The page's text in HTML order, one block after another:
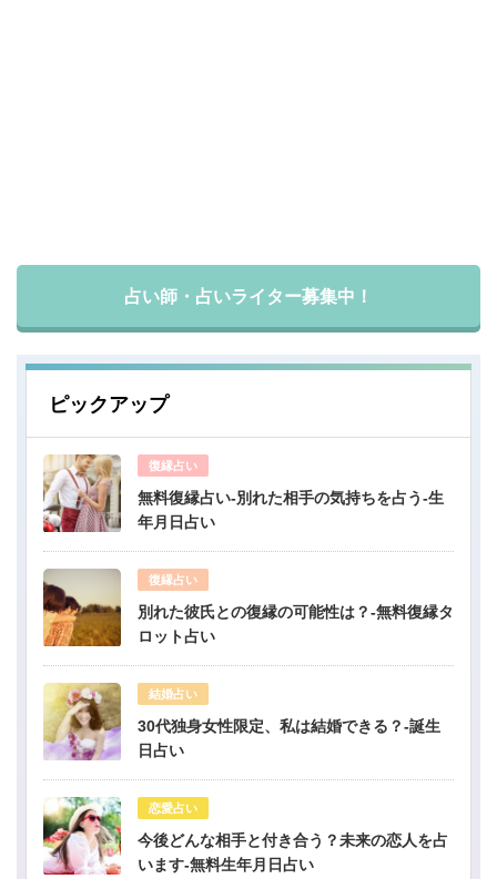
占い師・占いライター募集中！
ピックアップ
復縁占い
無料復縁占い-別れた相手の気持ちを占う-生
年月日占い
復縁占い
別れた彼氏との復縁の可能性は？-無料復縁タ
ロット占い
結婚占い
30代独身女性限定、私は結婚できる？-誕生
日占い
恋愛占い
今後どんな相手と付き合う？未来の恋人を占
います-無料生年月日占い